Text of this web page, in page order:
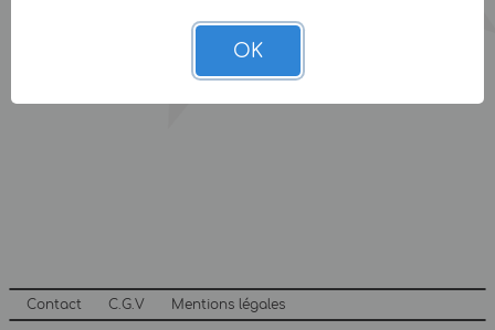
Contact C.G.V Mentions légales
OK